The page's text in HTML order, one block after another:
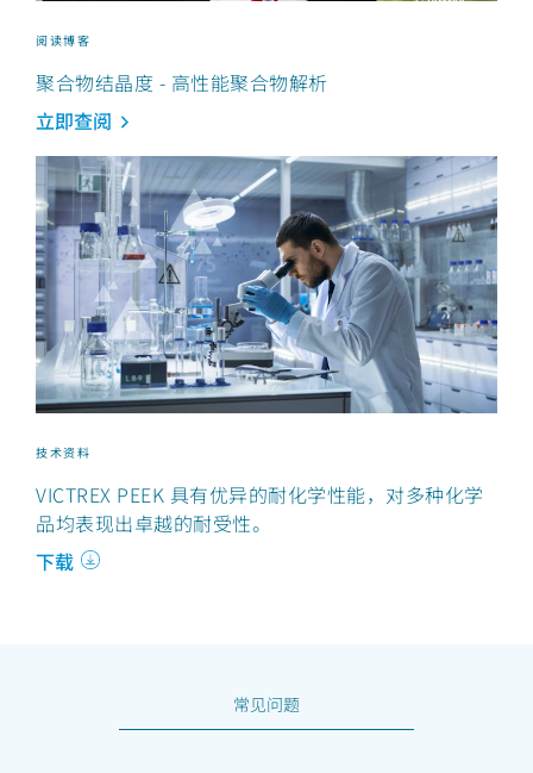
阅读博客
聚合物结晶度 - 高性能聚合物解析
立即查阅
技术资料
VICTREX PEEK 具有优异的耐化学性能，对多种化学
品均表现出卓越的耐受性。
下载
常见问题